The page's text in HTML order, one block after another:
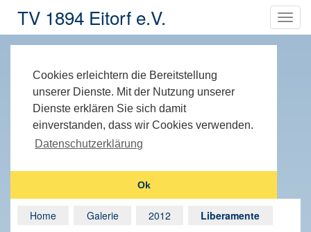
TV 1894 Eitorf e.V.
Cookies erleichtern die Bereitstellung
unserer Dienste. Mit der Nutzung unserer
Dienste erklären Sie sich damit
einverstanden, dass wir Cookies verwenden.
Datenschutzerklärung
Ok
Home Galerie 2012 Liberamente